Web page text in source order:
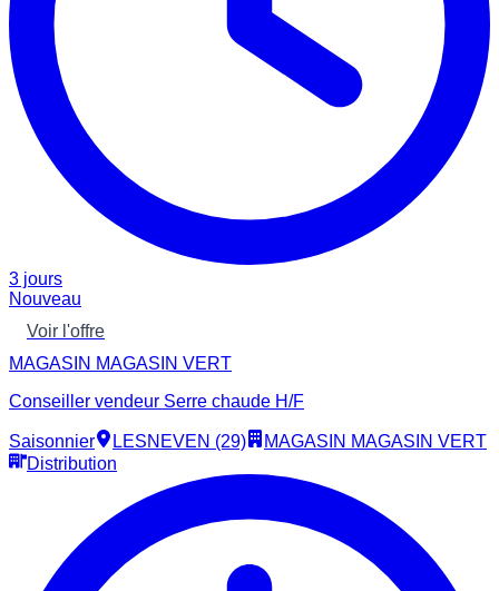
3 jours
Nouveau
Voir l'offre
MAGASIN MAGASIN VERT
Conseiller vendeur Serre chaude H/F
Saisonnier LESNEVEN (29)
MAGASIN MAGASIN VERT
Distribution